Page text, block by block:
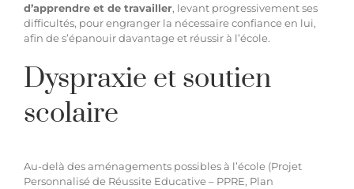
d’apprendre et de travailler, levant progressivement ses
difficultés, pour engranger la nécessaire confiance en lui,
afin de s’épanouir davantage et réussir à l’école.
Dyspraxie et soutien
scolaire
Au-delà desaménagements possibles à l’école (Projet
Personnalisé de Réussite Educative – PPRE, Plan